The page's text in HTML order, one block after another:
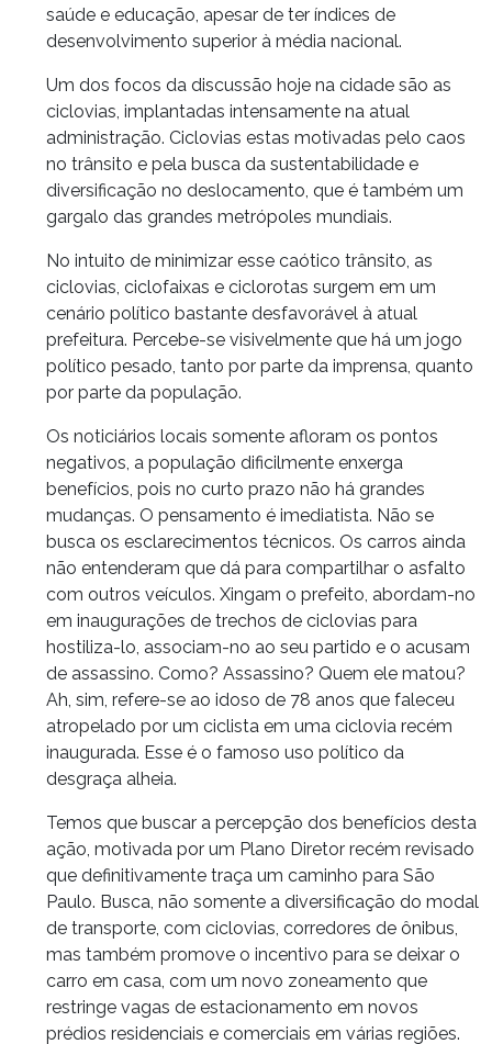
saúde e educação, apesar de ter índices de
desenvolvimento superior à média nacional.
Um dos focos da discussão hoje na cidade são as
ciclovias, implantadas intensamente na atual
administração. Ciclovias estas motivadas pelo caos
no trânsito e pela busca da sustentabilidade e
diversificação no deslocamento, que é também um
gargalo das grandes metrópoles mundiais.
No intuito de minimizar esse caótico trânsito, as
ciclovias, ciclofaixas e ciclorotas surgem em um
cenário político bastante desfavorável à atual
prefeitura. Percebe-se visivelmente que há um jogo
político pesado, tanto por parte da imprensa, quanto
por parte da população.
Os noticiários locais somente afloram os pontos
negativos, a população dificilmente enxerga
benefícios, pois no curto prazo não há grandes
mudanças. O pensamento é imediatista. Não se
busca os esclarecimentos técnicos. Os carros ainda
não entenderam que dá para compartilhar o asfalto
com outros veículos. Xingam o prefeito, abordam-no
em inaugurações de trechos de ciclovias para
hostiliza-lo, associam-no ao seu partido e o acusam
de assassino. Como? Assassino? Quem ele matou?
Ah, sim, refere-se ao idoso de 78 anos que faleceu
atropelado por um ciclista em uma ciclovia recém
inaugurada. Esse é o famoso uso político da
desgraça alheia.
Temos que buscar a percepção dos benefícios desta
ação, motivada por um Plano Diretor recém revisado
que definitivamente traça um caminho para São
Paulo. Busca, não somente a diversificação do modal
de transporte, com ciclovias, corredores de ônibus,
mas também promove o incentivo para se deixar o
carro em casa, com um novo zoneamento que
restringe vagas de estacionamento em novos
prédios residenciais e comerciais em várias regiões.